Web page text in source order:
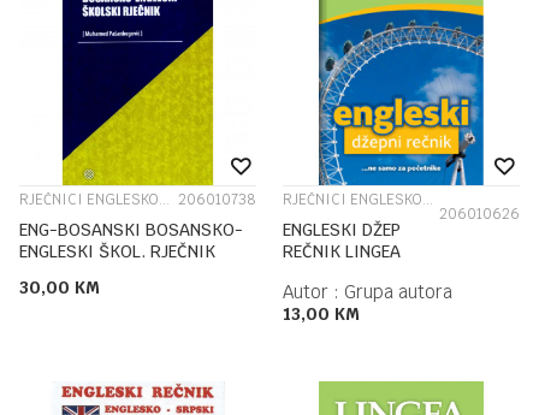
RJEČNICI ENGLESKOG JEZIKA 206010738
ENG-BOSANSKI BOSANSKO-
ENGLESKI ŠKOL. RJEČNIK
30,00 KM
RJEČNICI ENGLESKOG JEZIKA
206010626
ENGLESKI DŽEP
REČNIK LINGEA
Autor : Grupa autora
13,00 KM